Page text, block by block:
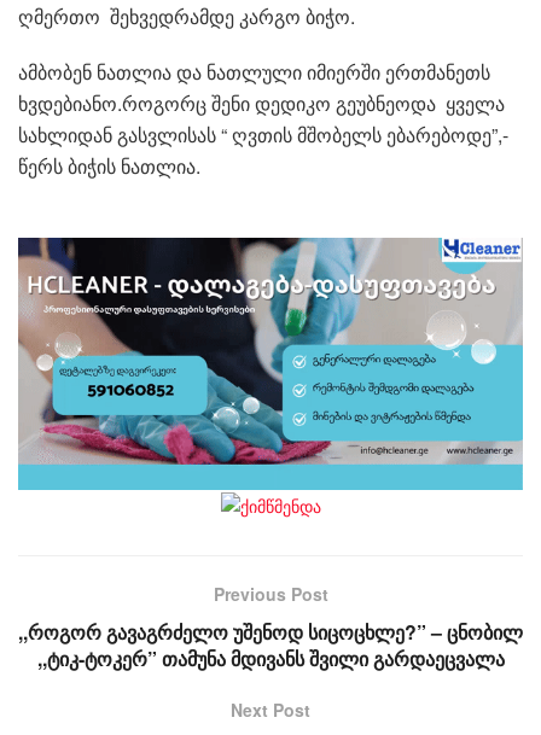
ღმერთო შეხვედრამდე კარგო ბიჭო.
ამბობენ ნათლია და ნათლული იმიერში ერთმანეთს
ხვდებიანო.როგორც შენი დედიკო გეუბნეოდა ყველა
სახლიდან გასვლისას “ ღვთის მშობელს ებარებოდე”,-
წერს ბიჭის ნათლია.
Previous Post
,,როგორ გავაგრძელო უშენოდ სიცოცხლე?” – ცნობილ
,,ტიკ-ტოკერ” თამუნა მდივანს შვილი გარდაეცვალა
Next Post